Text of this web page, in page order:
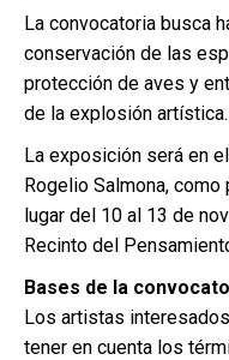
La convocatoria busca
conservación de las
protección de aves y
de la explosión artística.
La exposición será en
Rogelio Salmona,
lugar del 10 al 13 de
Recinto del
Bases de la
Los artistas
tener en cuenta los